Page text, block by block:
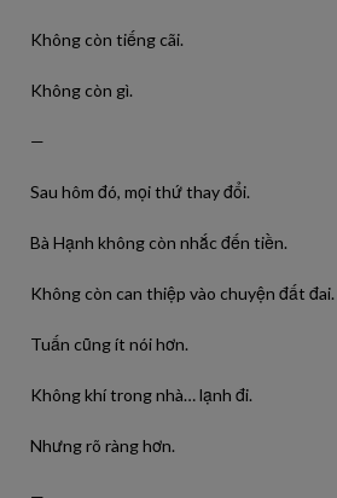
Không còn tiếng cãi.
Không còn gì.
—
Sau hôm đó, mọi thứ thay đổi.
Bà Hạnh không còn nhắc đến tiền.
Không còn can thiệp vào chuyện đất đai.
Tuấn cũng ít nói hơn.
Không khí trong nhà… lạnh đi.
Nhưng rõ ràng hơn.